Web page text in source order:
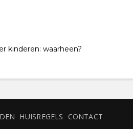
kinderen: waarheen?
HUISREGELS CONTACT